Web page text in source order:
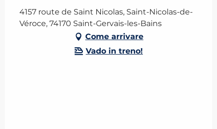
4157 route de Saint Nicolas, Saint-Nicolas-de-
Véroce, 74170 Saint-Gervais-les-Bains
Come arrivare
Vado in treno!